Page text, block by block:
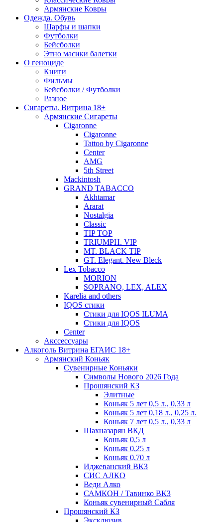
Армянские Ковры
Одежда. Обувь
Шарфы и шапки
Футболки
Бейсболки
Этно масики балетки
О геноциде
Книги
Фильмы
Бейсболки / Футболки
Разное
Сигареты. Витрина 18+
Армянские Сигареты
Cigaronne
Cigaronne
Tattoo by Cigaronne
Center
AMG
5th Street
Mackintosh
GRAND TABACCO
Akhtamar
Ararat
Nostalgia
Classic
TIP TOP
TRIUMPH. VIP
MT. BLACK TIP
GT. Elegant. New Bleck
Lex Tobacco
MORION
SOPRANO, LEX, ALEX
Karelia and others
IQOS стики
Стики для IQOS ILUMA
Стики для IQOS
Сenter
Акссессуары
Алкоголь Витрина ЕГАИС 18+
Армянский Коньяк
Сувенирные Коньяки
Символы Нового 2026 Года
Прошянский КЗ
Элитные
Коньяк 5 лет 0,5 л., 0,33 л
Коньяк 5 лет 0,18 л., 0,25 л.
Коньяк 7 лет 0,5 л., 0,33 л
Шахназарян ВКД
Коньяк 0,5 л
Коньяк 0,25 л
Коньяк 0,70 л
Иджеванский ВКЗ
СИС АЛКО
Веди Алко
САМКОН / Тавинко ВКЗ
Коньяк сувенирный Сабля
Прошянский КЗ
Эксклюзив